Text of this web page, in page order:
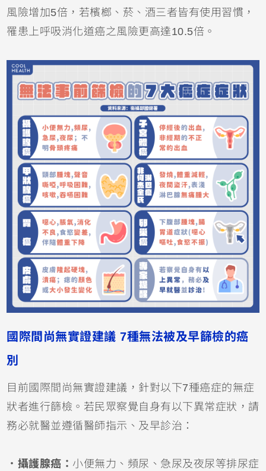
風險增加5倍，若檳榔、菸、酒三者皆有使用習慣，
罹患上呼吸消化道癌之風險更高達10.5倍。
國際間尚無實證建議 7種無法被及早篩檢的癌
別
目前國際間尚無實證建議，針對以下7種癌症的無症
狀者進行篩檢。若民眾察覺自身有以下異常症狀，請
務必就醫並遵循醫師指示、及早診治：
．攝護腺癌： 小便無力、頻尿、急尿及夜尿等排尿症